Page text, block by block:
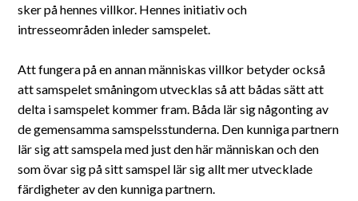
sker på hennes villkor. Hennes initiativ och
intresseområden inleder samspelet.
Att fungera på en annan människas villkor betyder också
att samspelet småningom utvecklas så att bådas sätt att
delta i samspelet kommer fram. Båda lär sig någonting av
de gemensamma samspelsstunderna. Den kunniga partnern
lär sig att samspela med just den här människan och den
som övar sig på sitt samspel lär sig allt mer utvecklade
färdigheter av den kunniga partnern.